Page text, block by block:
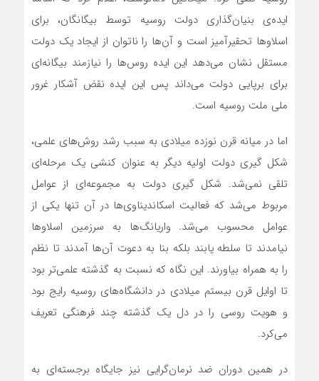
ایده‌ی بنیان‌گذاری دولت روسیه توسط بیگانگان، برای
اسلاوها تحقیرآمیز است و آن‌ها را ناتوان از ایجاد یک دولت
مستقل نشان می‌دهد این ایده روس‌ها را نیازمند بیگانه‌ای
برای برپایی دولت می‌داند پس این ایده نقض آشکار غرور
ملی ملت روسیه است.
اما در میانه قرن نوزده میلادی به سبب رشد روش‌های علمی،
شکل گیری دولت اولیه دیگر به عنوان کنشی یک مرحله‌ای
تلقی نمی‌شد. شکل گیری دولت به مجموعه‌ای از عوامل
مربوط می‌شد که فعالیت اسکاندیناوی‌ها در آن تنها یکی از
عوامل محسوب می‌شد. واریانگ‌ها به سرزمین اسلاوها
نیامدند تا سلطه یابند بلکه بنا به دعوت آن‎‌ها آمدند تا نظم
را به همراه بیاورند. این نگاه که نسبت به گذشته علمی‌تر بود
تا اوایل قرن بیستم میلادی در دانشگاه‌های روسیه رایج بود
و هویت روسی را در دل یک گذشته چند فرهنگی تعریف
می‌کرد.
در همین دوران ضد نرمان‌گرایی نیز جایگاه برجسته‌ای به